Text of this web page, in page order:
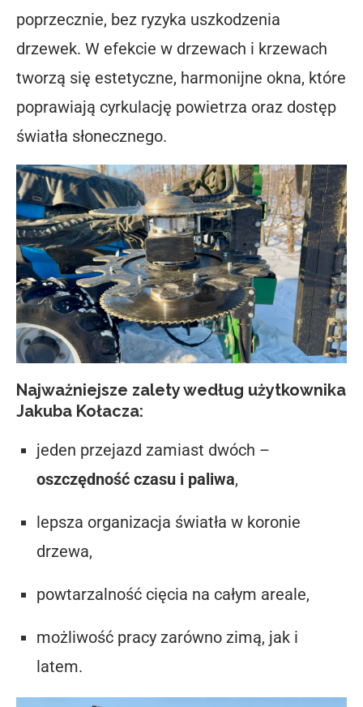
poprzecznie, bez ryzyka uszkodzenia
drzewek. W efekcie w drzewach i krzewach
tworzą się estetyczne, harmonijne okna, które
poprawiają cyrkulację powietrza oraz dostęp
światła słonecznego.
Najważniejsze zalety według użytkownika
Jakuba Kołacza:
jeden przejazd zamiast dwóch –
oszczędność czasu i paliwa,
lepsza organizacja światła w koronie
drzewa,
powtarzalność cięcia na całym areale,
możliwość pracy zarówno zimą, jak i
latem.